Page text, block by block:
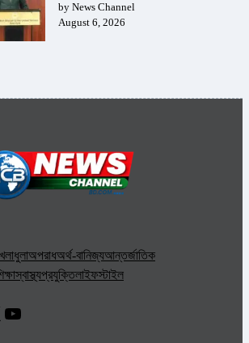
by News Channel
August 6, 2026
অপরাধঅর্থ-বানিজ্যআন্তর্জাতিক
স্বাস্থ্যপ্রযুক্তিলাইফস্টাইল
YouTube